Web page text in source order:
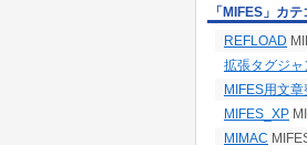
「MIFES」カ
REFLOAD
拡張タグジャ
MIFES用文
MIFES_XP
MIMAC